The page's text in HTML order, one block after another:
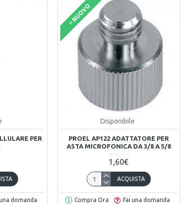
PER
domanda
NUOVO
Disponibile
PROEL AP122 ADATTATORE PER
ASTA MICROFONICA DA 3/8 A 5/8
1,60€
ACQUISTA
Compra Ora Fai una domanda